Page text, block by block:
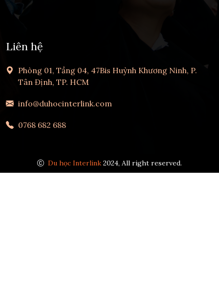
Liên hệ
Phòng 01, Tầng 04, 47Bis Huỳnh Khương Ninh, P.
Tân Định, TP. HCM
info@duhocinterlink.com
0768 682 688
Du học Interlink 2024, All right reserved.